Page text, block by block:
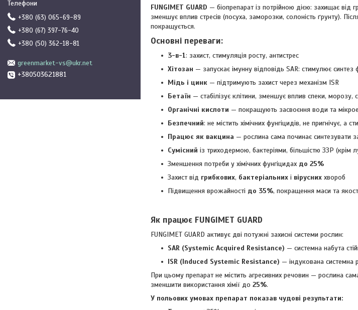
FUNGIMET GUARD — біопрепарат із потрійною дією: захищає від
зменшує вплив стресів (посуха, заморозки, солоність ґрунту).
покращується.
Основні переваги:
3-в-1: захист, стимуляція росту, антистрес
Хітозан — запускає імунну відповідь SAR: стимулює синтез
Мідь і цинк — підтримують захист через механізм ISR
Бетаїн — стабілізує клітини, зменшує вплив спеки, морозу,
Органічні кислоти — покращують засвоєння води та
Безпечний: не містить хімічних фунгіцидів, не пригнічує, а
Працює як вакцина — рослина сама починає синтезувати
Сумісний із триходермою, бактеріями, більшістю ЗЗР (крім
Зменшення потреби у хімічних фунгіцидах до 25%
Захист від грибкових, бактеріальних і вірусних хвороб
Підвищення врожайності до 35%, покращення маси та
Як працює FUNGIMET GUARD
FUNGIMET GUARD активує дві потужні захисні системи рослин:
SAR (Systemic Acquired Resistance) — системна набута
ISR (Induced Systemic Resistance) — індукована системна
При цьому препарат не містить агресивних речовин — рослина
зменшити використання хімії до 25%.
У польових умовах препарат показав чудові результати:
+380 (63) 065-69-89
+380 (67) 397-76-40
+380 (50) 362-18-81
greenmarket-vs@ukr.net
+380503621881